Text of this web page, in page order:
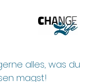
alles, was du
magst!